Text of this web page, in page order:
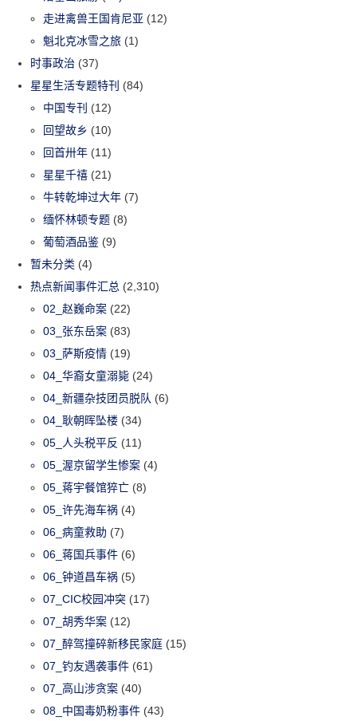
走进禽兽王国肯尼亚 (12)
魁北克冰雪之旅 (1)
时事政治 (37)
星星生活专题特刊 (84)
中国专刊 (12)
回望故乡 (10)
回首卅年 (11)
星星千禧 (21)
牛转乾坤过大年 (7)
缅怀林顿专题 (8)
葡萄酒品鉴 (9)
暂未分类 (4)
热点新闻事件汇总 (2,310)
02_赵巍命案 (22)
03_张东岳案 (83)
03_萨斯疫情 (19)
04_华裔女童溺毙 (24)
04_新疆杂技团员脱队 (6)
04_耿朝晖坠楼 (34)
05_人头税平反 (11)
05_渥京留学生惨案 (4)
05_蒋宇餐馆猝亡 (8)
05_许先海车祸 (4)
06_病童救助 (7)
06_蒋国兵事件 (6)
06_钟道昌车祸 (5)
07_CIC校园冲突 (17)
07_胡秀华案 (12)
07_醉驾撞碎新移民家庭 (15)
07_钓友遇袭事件 (61)
07_高山涉贪案 (40)
08_中国毒奶粉事件 (43)